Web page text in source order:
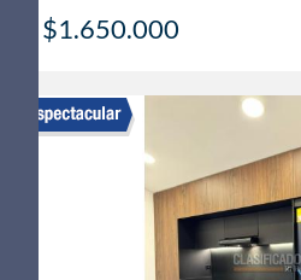
$1.650.000